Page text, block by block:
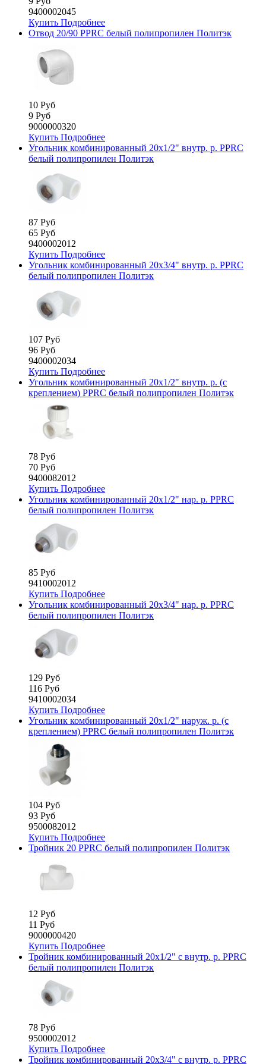
9400002045
Купить Подробнее
Отвод 20/90 PPRC белый полипропилен Политэк
10 Руб
9 Руб
9000000320
Купить Подробнее
Угольник комбинированный 20х1/2" внутр. р. PPRC
белый полипропилен Политэк
87 Руб
65 Руб
9400002012
Купить Подробнее
Угольник комбинированный 20х3/4" внутр. р. PPRC
белый полипропилен Политэк
107 Руб
96 Руб
9400002034
Купить Подробнее
Угольник комбинированный 20х1/2" внутр. р. (с
креплением) PPRC белый полипропилен Политэк
78 Руб
70 Руб
9400082012
Купить Подробнее
Угольник комбинированный 20х1/2" нар. р. PPRC
белый полипропилен Политэк
85 Руб
9410002012
Купить Подробнее
Угольник комбинированный 20х3/4" нар. р. PPRC
белый полипропилен Политэк
129 Руб
116 Руб
9410002034
Купить Подробнее
Угольник комбинированный 20х1/2" наруж. р. (с
креплением) PPRC белый полипропилен Политэк
104 Руб
93 Руб
9500082012
Купить Подробнее
Тройник 20 PPRC белый полипропилен Политэк
12 Руб
11 Руб
9000000420
Купить Подробнее
Тройник комбинированный 20х1/2" с внутр. р. PPRC
белый полипропилен Политэк
78 Руб
9500002012
Купить Подробнее
Тройник комбинированный 20х3/4" с внутр. р. PPRC